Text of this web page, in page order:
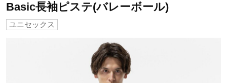
ライフスタイルウエア
Basic長袖ピステ(バレーボール)
ユニセックス